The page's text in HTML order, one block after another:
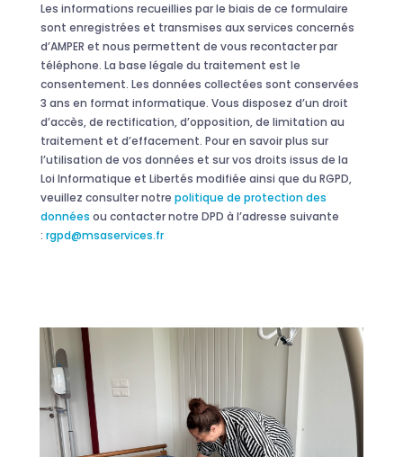
Les informations recueillies par le biais de ce formulaire
sont enregistrées et transmises aux services concernés
d’AMPER et nous permettent de vous recontacter par
téléphone. La base légale du traitement est le
consentement. Les données collectées sont conservées
3 ans en format informatique. Vous disposez d’un droit
d’accès, de rectification, d’opposition, de limitation au
traitement et d’effacement. Pour en savoir plus sur
l’utilisation de vos données et sur vos droits issus de la
Loi Informatique et Libertés modifiée ainsi que du RGPD,
veuillez consulter notre politique de protection des
données ou contacter notre DPD à l’adresse suivante
: rgpd@msaservices.fr